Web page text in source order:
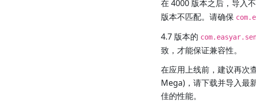
在 4000 版本之后，导入
版本不匹配。请确保
4.7 版本的
致，才能保证兼容性。
在应用上线前，建议再次
Mega)，请下载并导入最
佳的性能。